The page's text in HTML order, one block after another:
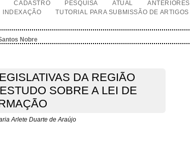
CADASTRO PESQUISA ATUAL ANTERIORES
INDEXAÇÃO TUTORIAL PARA SUBMISSÃO DE ARTIGOS
Nobre
DA REGIÃO
SOBRE A LEI DE
Arlete Duarte de Araújo